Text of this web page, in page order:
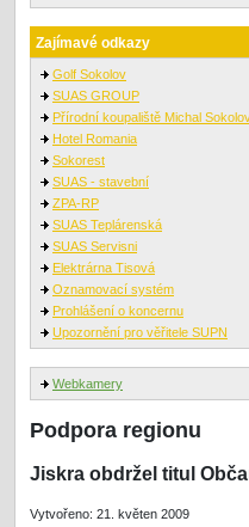
Zajímavé odkazy
Golf Sokolov
SUAS GROUP
Přírodní koupaliště Michal
Hotel Romania
Sokorest
SUAS - stavební
ZPA-RP
SUAS Teplárenská
SUAS Servisni
Elektrárna Tisová
Oznamovací systém
Prohlášení o koncernu
Upozornění pro věřitele SUPN
Webkamery
Podpora regionu
Jiskra obdržel titul
Vytvořeno: 21. květen 2009